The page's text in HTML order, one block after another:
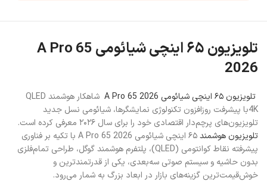
تلویزیون ۶۵ اینچی شیائومی A Pro 65
2026
تلویزیون ۶۵ اینچی شیائومی A Pro 65 2026
شاهکار هوشمند QLED
4Kبا پیشرفت روزافزون تکنولوژی نمایشگرها، شیائومی نسل جدید
تلویزیون‌های پرچم‌دار اقتصادی خود را برای سال ۲۰۲۶ معرفی کرده است.
تلویزیون هوشمند
۶۵ اینچی شیائومی A Pro 65 2026 با تکیه بر فناوری
پیشرفته نقاط کوانتومی (QLED)، پلتفرم هوشمند گوگل، طراحی تمام‌فلزی
بدون حاشیه و سیستم صوتی سه‌بعدی، یکی از قدرتمندترین و
خوش‌قیمت‌ترین گزینه‌های بازار در ابعاد بزرگ به شمار می‌رود.